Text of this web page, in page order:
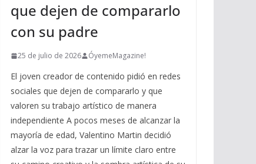
que dejen de compararlo
con su padre
25 de julio de 2026 ÓyemeMagazine!
El joven creador de contenido pidió en redes
sociales que dejen de compararlo y que
valoren su trabajo artístico de manera
independiente A pocos meses de alcanzar la
mayoría de edad, Valentino Martin decidió
alzar la voz para trazar un límite claro entre